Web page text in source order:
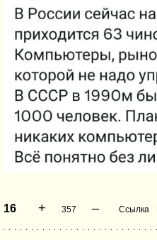
16 + 357 – Ссылка